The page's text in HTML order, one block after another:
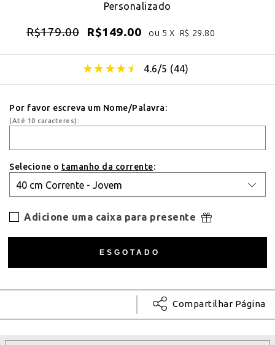
Personalizado
R$179.00 R$149.00 ou 5 X R$ 29.80
4.6/5 (44)
Por favor escreva um Nome/Palavra:
(Até 10 caracteres):
Selecione o tamanho da corrente:
Adicione uma caixa para presente
Compartilhar Página